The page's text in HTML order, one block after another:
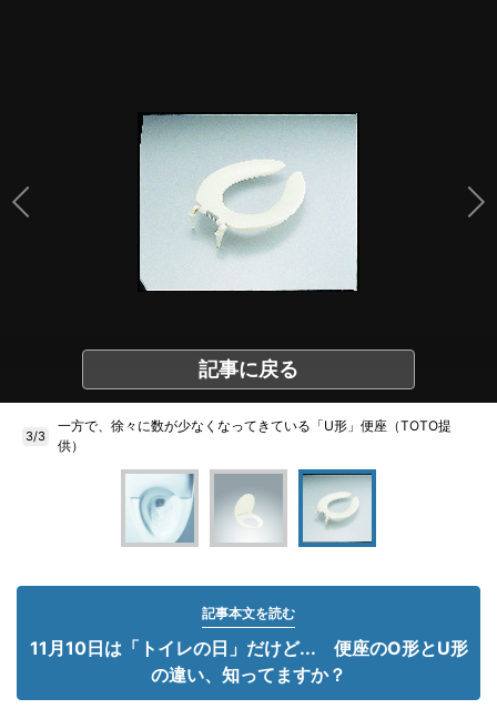
記事に戻る
3/3
一方で、徐々に数が少なくなってきている「U形」便座（TOTO提
供）
記事本文を読む
11月10日は「トイレの日」だけど... 便座のO形とU形
の違い、知ってますか？